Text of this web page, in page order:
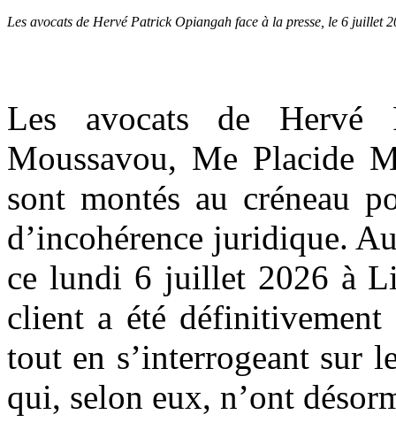
Les avocats de Hervé Patrick Opiangah face à la presse, le 6 juillet
Les avocats de Hervé
Moussavou, Me Placide
sont montés au créneau
d’incohérence juridique.
ce lundi 6 juillet 2026 à
client a été
tout en s’interrogeant sur
qui, selon eux, n’ont